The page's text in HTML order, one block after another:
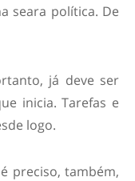
seara política. De
já deve ser
inicia. Tarefas e
logo.
preciso, também,